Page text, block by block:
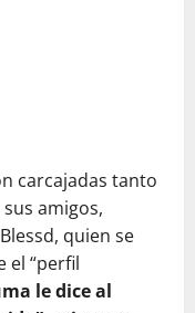
carcajadas tanto
amigos,
quien se
el “perfil
le dice al